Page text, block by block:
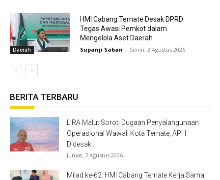
Daerah
HMI Cabang Ternate Desak DPRD
Tegas Awasi Pemkot dalam
Mengelola Aset Daerah
Supanji Saban - Senin, 3 Agustus 2026
BERITA TERBARU
LIRA Malut Soroti Dugaan Penyalahgunaan
Operasional Wawali Kota Ternate, APH
Didesak...
Jumat, 7 Agustus 2026
Milad ke-62: HMI Cabang Ternate Kerja Sama